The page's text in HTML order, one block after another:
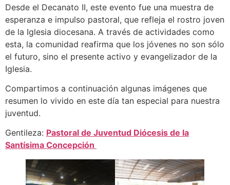
Desde el Decanato II, este evento fue una muestra de
esperanza e impulso pastoral, que refleja el rostro joven
de la Iglesia diocesana. A través de actividades como
esta, la comunidad reafirma que los jóvenes no son sólo
el futuro, sino el presente activo y evangelizador de la
Iglesia.
Compartimos a continuación algunas imágenes que
resumen lo vivido en este día tan especial para nuestra
juventud.
Gentileza: Pastoral de Juventud Diócesis de la
Santísima Concepción